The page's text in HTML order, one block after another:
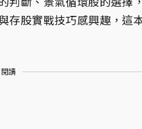
存股實戰技巧感興趣，這
讀